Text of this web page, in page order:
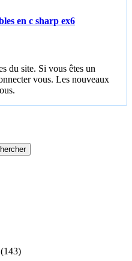
en c sharp ex6
du site. Si vous êtes un
vous. Les nouveaux
(143)